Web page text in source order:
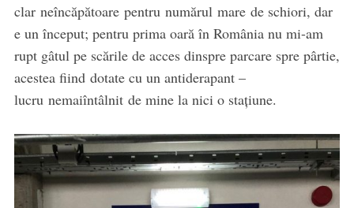
clar neîncăpătoare pentru numărul mare de schiori, dar
e un început; pentru prima oară în România nu mi-am
rupt gâtul pe scările de acces dinspre parcare spre pârtie,
acestea fiind dotate cu un antiderapant –
lucru nemaiîntâlnit de mine la nici o stațiune.